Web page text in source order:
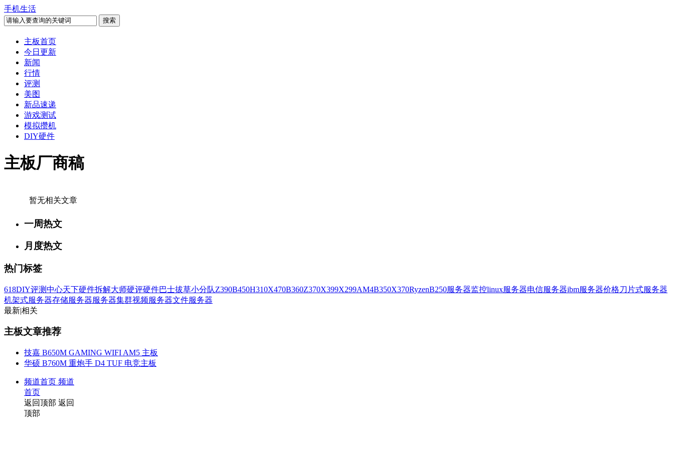
手机生活
主板首页
今日更新
新闻
行情
评测
美图
新品速递
游戏测试
模拟攒机
DIY硬件
主板厂商稿
暂无相关文章
一周热文
月度热文
热门标签
618DIY评测中心天下硬件拆解大师硬评硬件巴士拔草小分队Z390B450H310X470B360Z370X399X299AM4B350X370RyzenB250服务器监控linux服务器电信服务器ibm服务器价格刀片式服务器
机架式服务器存储服务器服务器集群视频服务器文件服务器
最新|相关
主板文章推荐
技嘉 B650M GAMING WIFI AM5 主板
华硕 B760M 重炮手 D4 TUF 电竞主板
频道首页 频道
首页
返回顶部 返回
顶部